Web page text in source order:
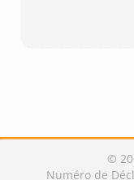
©
Numéro de